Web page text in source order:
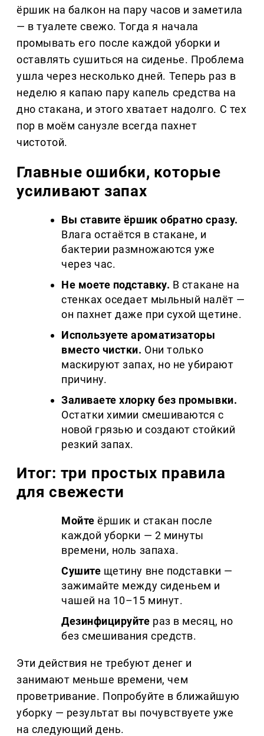
ёршик на балкон на пару часов и заметила
— в туалете свежо. Тогда я начала
промывать его после каждой уборки и
оставлять сушиться на сиденье. Проблема
ушла через несколько дней. Теперь раз в
неделю я капаю пару капель средства на
дно стакана, и этого хватает надолго. С тех
пор в моём санузле всегда пахнет
чистотой.
Главные ошибки, которые
усиливают запах
Вы ставите ёршик обратно сразу.
Влага остаётся в стакане, и
бактерии размножаются уже
через час.
Не моете подставку. В стакане на
стенках оседает мыльный налёт —
он пахнет даже при сухой щетине.
Используете ароматизаторы
вместо чистки. Они только
маскируют запах, но не убирают
причину.
Заливаете хлорку без промывки.
Остатки химии смешиваются с
новой грязью и создают стойкий
резкий запах.
Итог: три простых правила
для свежести
Мойте ёршик и стакан после
каждой уборки — 2 минуты
времени, ноль запаха.
Сушите щетину вне подставки —
зажимайте между сиденьем и
чашей на 10–15 минут.
Дезинфицируйте раз в месяц, но
без смешивания средств.
Эти действия не требуют денег и
занимают меньше времени, чем
проветривание. Попробуйте в ближайшую
уборку — результат вы почувствуете уже
на следующий день.